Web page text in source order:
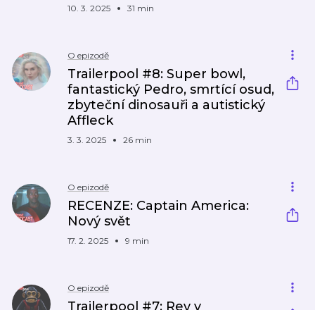
10. 3. 2025 31 min
O epizodě
Trailerpool #8: Super bowl,
fantastický Pedro, smrtící osud,
zbyteční dinosauři a autistický
Affleck
3. 3. 2025 26 min
O epizodě
RECENZE: Captain America:
Nový svět
17. 2. 2025 9 min
O epizodě
Trailerpool #7: Rey v